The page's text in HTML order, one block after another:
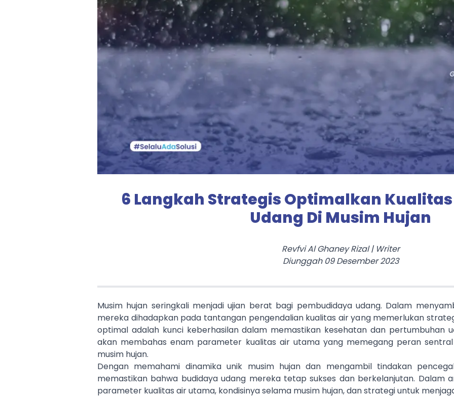
6 Langkah Strategis Optimalkan
Udang Di Musim Hujan
Revfvi Al Ghaney Rizal| Writer
Diunggah 09 Desember 2023
Musim hujan seringkali menjadi ujian berat bagi pembudidaya udang. Dalam
mereka dihadapkan pada tantangan pengendalian kualitas air yang memerlukan
optimal adalah kunci keberhasilan dalam memastikan kesehatan dan pertumbuhan
akan membahas enam parameter kualitas air utama yang memegang peran
musim hujan.
Dengan memahami dinamika unik musim hujan dan mengambil tindakan
memastikan bahwa budidaya udang mereka tetap sukses dan berkelanjutan. Dalam
parameter kualitas air utama, kondisinya selama musim hujan, dan strategi untuk